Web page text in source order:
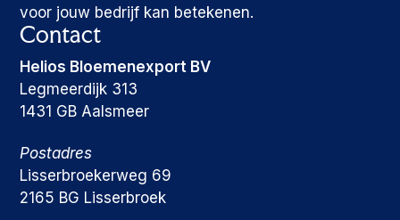
voor jouw bedrijf kan betekenen.
Contact
Helios Bloemenexport BV
Legmeerdijk 313
1431 GB Aalsmeer
Postadres
Lisserbroekerweg 69
2165 BG Lisserbroek